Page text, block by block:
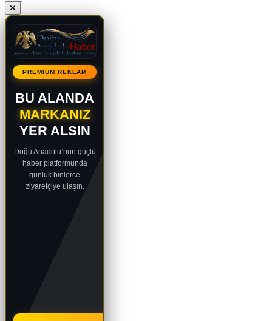
PREMIUM REKLAM
BU ALANDA
MARKANIZ
YER ALSIN
Doğu Anadolu’nun güçlü
haber platformunda
günlük binlerce
ziyaretçiye ulaşın.